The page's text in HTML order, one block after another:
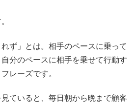
れず」とは。相手のペースに乗って
分のペースに相手を乗せて行動す
レーズです。
ていると、毎日朝から晩まで顧客